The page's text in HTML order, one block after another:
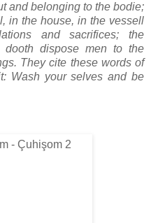
and belonging to the bodie;
in the house, in the vessell
and sacrifices; the
dooth dispose men to the
They cite these words of
Wash your selves and be